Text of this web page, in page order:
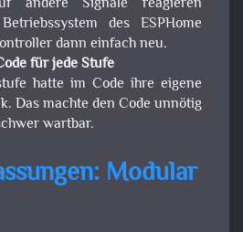
des ESPHome
dann einfach neu.
für jede Stufe
hatte im Code ihre eigene
Das machte den Code unnötig
wartbar.
Modular